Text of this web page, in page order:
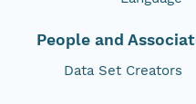
People and
Data Set Creators